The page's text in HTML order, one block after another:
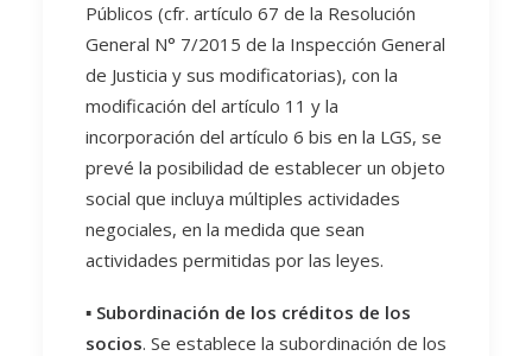
Públicos (cfr. artículo 67 de la Resolución
General N° 7/2015 de la Inspección General
de Justicia y sus modificatorias), con la
modificación del artículo 11 y la
incorporación del artículo 6 bis en la LGS, se
prevé la posibilidad de establecer un objeto
social que incluya múltiples actividades
negociales, en la medida que sean
actividades permitidas por las leyes.
▪️ Subordinación de los créditos de los
socios. Se establece la subordinación de los